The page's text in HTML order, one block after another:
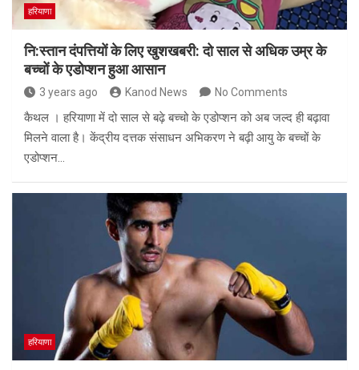
हरियाणा
नि:स्तान दंपत्तियों के लिए खुशखबरी: दो साल से अधिक उम्र के
बच्चों के एडोप्शन हुआ आसान
3 years ago Kanod News No Comments
कैथल । हरियाणा में दो साल से बढ़े बच्चो के एडोप्शन को अब जल्द ही बढ़ावा
मिलने वाला है। केंद्रीय दत्तक संसाधन अभिकरण ने बढ़ी आयु के बच्चों के
एडोप्शन…
हरियाणा